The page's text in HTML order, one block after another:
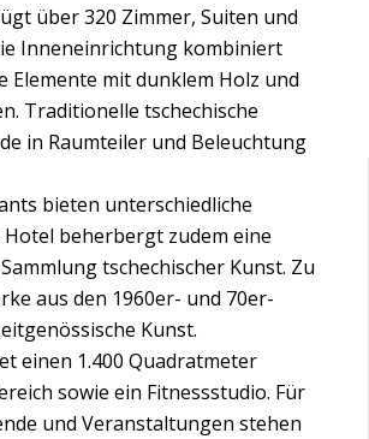
über 320 Zimmer, Suiten und
Inneneinrichtung kombiniert
Elemente mit dunklem Holz und
Traditionelle tschechische
in Raumteiler und Beleuchtung
bieten unterschiedliche
Hotel beherbergt zudem eine
tschechischer Kunst. Zu
aus den 1960er- und 70er-
Kunst.
einen 1.400 Quadratmeter
sowie ein Fitnessstudio. Für
und Veranstaltungen stehen